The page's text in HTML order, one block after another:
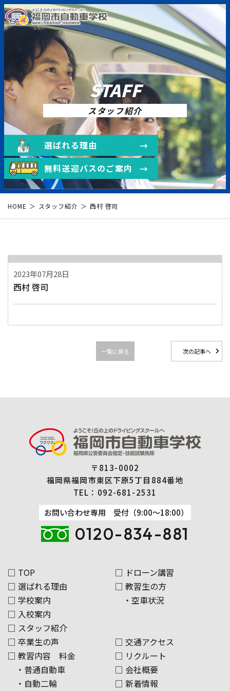
STAFF
スタッフ紹介
無料送迎バスのご案内
選ばれる理由
HOME スタッフ紹介 西村 啓司
2023年07月28日
西村 啓司
一覧に戻る 次の記事へ
〒813-0002
福岡県福岡市東区下原5丁目884番地
TEL： 092-681-2531
お問い合わせ専用 受付（9:00～18:00）
0120-834-881
□ TOP
□ 選ばれる理由
□ 学校案内
□ 入校案内
□ スタッフ紹介
□ 卒業生の声
□ 教習内容 料金
・普通自動車
・自動二輪
□ ドローン講習
□ 教習生の方
・空車状況
□ 交通アクセス
□ リクルート
□ 会社概要
□ 新着情報